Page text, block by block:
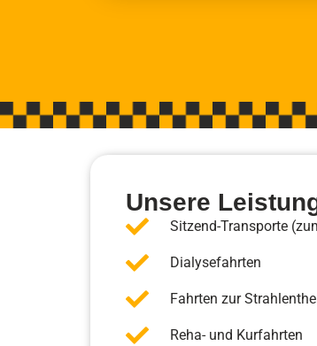
Unsere
Sitzend-Transporte
Dialysefahrten
Fahrten zur
Reha- und Kurfahrten